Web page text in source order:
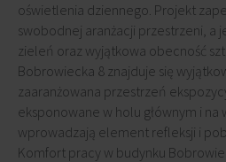
oświetlenia dziennego. Projekt
swobodnej aranżacji przestrzeni, a
zieleń oraz wyjątkowa obecność
Bobrowiecka 8 znajduje się
zaaranżowana przestrzeń
eksponowane w holu głównym i
wprowadzają element refleksji i
Komfort pracy w budynku